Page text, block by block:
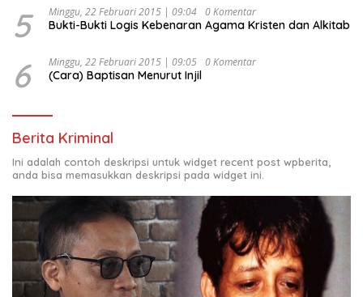
5 Minggu, 22 Februari 2015 | 09:04 0 Komentar
Bukti-Bukti Logis Kebenaran Agama Kristen dan Alkitab
6 Minggu, 22 Februari 2015 | 09:05 0 Komentar
(Cara) Baptisan Menurut Injil
Berita Kriminal
Ini adalah contoh deskripsi untuk widget recent post wpberita,
anda bisa memasukkan deskripsi pada widget ini.